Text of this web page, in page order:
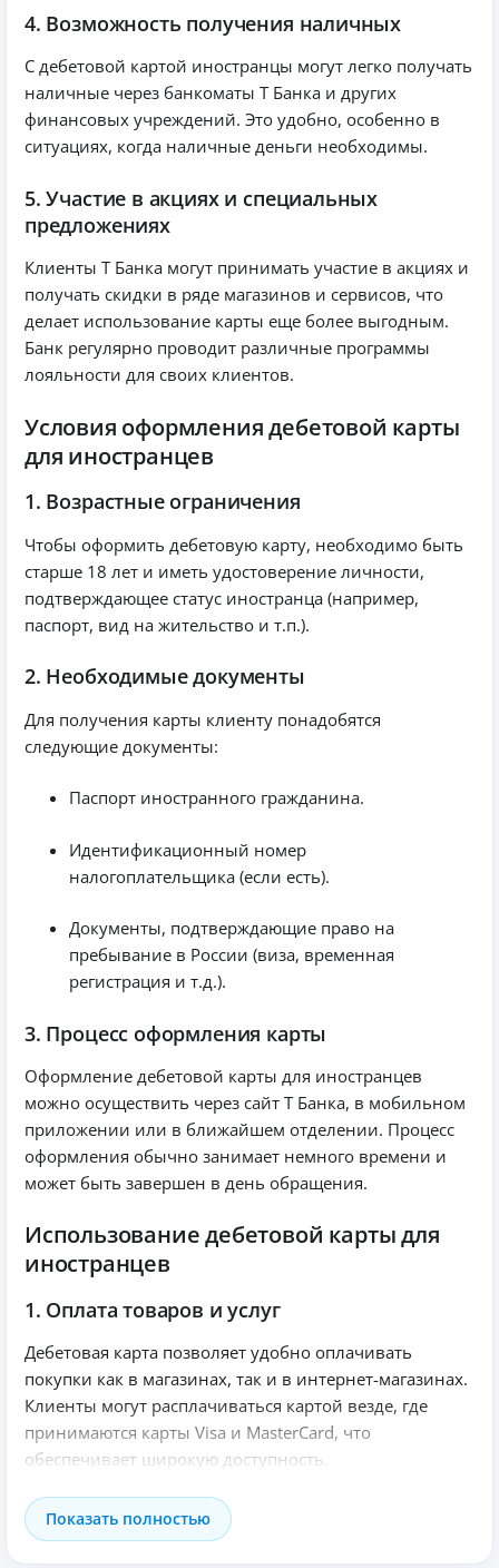
4. Возможность получения наличных
С дебетовой картой иностранцы могут легко получать
наличные через банкоматы Т Банка и других
финансовых учреждений. Это удобно, особенно в
ситуациях, когда наличные деньги необходимы.
5. Участие в акциях и специальных
предложениях
Клиенты Т Банка могут принимать участие в акциях и
получать скидки в ряде магазинов и сервисов, что
делает использование карты еще более выгодным.
Банк регулярно проводит различные программы
лояльности для своих клиентов.
Условия оформления дебетовой карты
для иностранцев
1. Возрастные ограничения
Чтобы оформить дебетовую карту, необходимо быть
старше 18 лет и иметь удостоверение личности,
подтверждающее статус иностранца (например,
паспорт, вид на жительство и т.п.).
2. Необходимые документы
Для получения карты клиенту понадобятся
следующие документы:
Паспорт иностранного гражданина.
Идентификационный номер
налогоплательщика (если есть).
Документы, подтверждающие право на
пребывание в России (виза, временная
регистрация и т.д.).
3. Процесс оформления карты
Оформление дебетовой карты для иностранцев
можно осуществить через сайт Т Банка, в мобильном
приложении или в ближайшем отделении. Процесс
оформления обычно занимает немного времени и
может быть завершен в день обращения.
Использование дебетовой карты для
иностранцев
1. Оплата товаров и услуг
Дебетовая карта позволяет удобно оплачивать
покупки как в магазинах, так и в интернет-магазинах.
Клиенты могут расплачиваться картой везде, где
принимаются карты Visa и MasterCard, что
обеспечивает широкую доступность.
2. Получение наличных
Показать полностью